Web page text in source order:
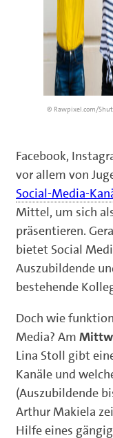
© Rawpixel.com/
Facebook,
vor allem von
Social-Media-
Mittel, um sich
präsentieren.
bietet Social
Auszubildende
bestehende
Doch wie
Media? Am
Lina Stoll gibt
Kanäle und
(Auszubildende
Arthur Makiela
Hilfe eines